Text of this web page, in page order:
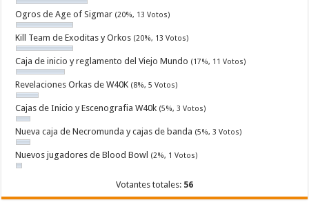
Ogros de Age of Sigmar (20%, 13 Votos)
Kill Team de Exoditas y Orkos (20%, 13 Votos)
Caja de inicio y reglamento del Viejo Mundo (17%, 11 Votos)
Revelaciones Orkas de W40K (8%, 5 Votos)
Cajas de Inicio y Escenografia W40k (5%, 3 Votos)
Nueva caja de Necromunda y cajas de banda (5%, 3 Votos)
Nuevos jugadores de Blood Bowl (2%, 1 Votos)
Votantes totales: 56